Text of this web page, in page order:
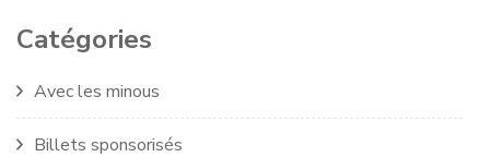
Catégories
Avec les minous
Billets sponsorisés